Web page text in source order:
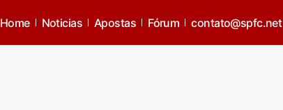
Home Noticias Apostas Fórum contato@spfc.net